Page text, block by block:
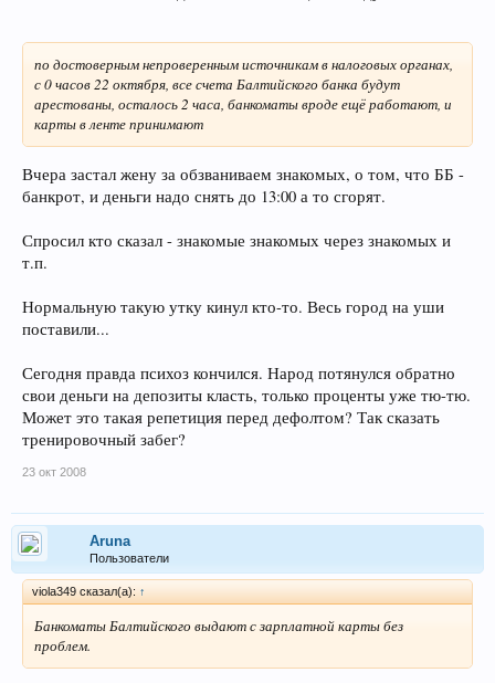
по достоверным непроверенным источникам в налоговых органах,
с 0 часов 22 октября, все счета Балтийского банка будут
арестованы, осталось 2 часа, банкоматы вроде ещё работают, и
карты в ленте принимают
Вчера застал жену за обзваниваем знакомых, о том, что ББ -
банкрот, и деньги надо снять до 13:00 а то сгорят.
Спросил кто сказал - знакомые знакомых через знакомых и
т.п.
Нормальную такую утку кинул кто-то. Весь город на уши
поставили...
Сегодня правда психоз кончился. Народ потянулся обратно
свои деньги на депозиты класть, только проценты уже тю-тю.
Может это такая репетиция перед дефолтом? Так сказать
тренировочный забег?
23 окт 2008
Aruna
Пользователи
viola349 сказал(а): ↑
Банкоматы Балтийского выдают с зарплатной карты без
проблем.